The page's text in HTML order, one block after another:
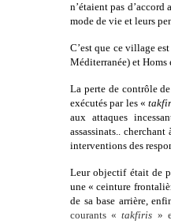
n’étaient pas
mode de vie et leurs
C’est que ce village
Méditerranée) et Homs
La perte de contrôle
exécutés par les «
aux attaques
assassinats..
interventions des
Leur objectif était de
une « ceinture
de sa base arrière,
courants «takfiris »